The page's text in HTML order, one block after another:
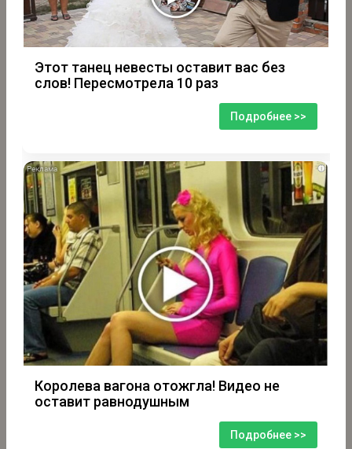
Этот танец невесты оставит вас без
слов! Пересмотрела 10 раз
Подробнее >>
i
Королева вагона отожгла! Видео не
оставит равнодушным
Подробнее >>